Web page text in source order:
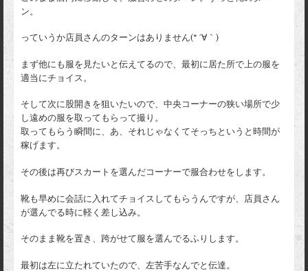
ン。
っていうか店員さんのターンはありません(* ´∀｀)
まず他にも服を見たいと伝えてるので、最初に居た所で上の服を
適当にチョイス。
そして次に股開きを狙いたいので、中央コーナーの狭い場所で少
し遠めの服を取ってもらって撮り。
取ってもらう瞬間に、あ、それじゃなくてそっちというと時間が
稼げます。
その後は再びスカートを選んだコーナーで服合わせをします。
靴も早めに会話に入れてチョイスしてもらうんですが、店員さん
が選んでる時に軽く差し込み。
そのまま靴を置き、跨がせて服を選んでるふりします。
最初は左に立たれていたので、左苦手なんでと伝達。